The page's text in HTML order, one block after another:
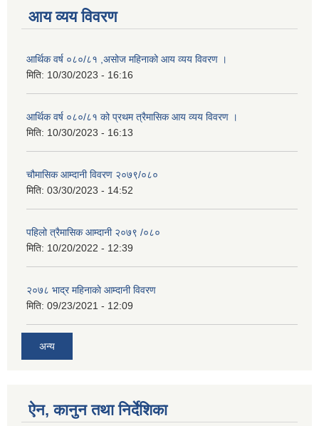
आय व्यय विवरण
आर्थिक वर्ष ०८०/८१ ,असोज महिनाको आय व्यय विवरण ।
मिति: 10/30/2023 - 16:16
आर्थिक वर्ष ०८०/८१ को प्रथम त्रैमासिक आय व्यय विवरण ।
मिति: 10/30/2023 - 16:13
चौमासिक आम्दानी विवरण २०७९/०८०
मिति: 03/30/2023 - 14:52
पहिलो त्रैमासिक आम्दानी २०७९ /०८०
मिति: 10/20/2022 - 12:39
२०७८ भाद्र महिनाकाे आम्दानी विवरण
मिति: 09/23/2021 - 12:09
अन्य
ऐन, कानुन तथा निर्देशिका